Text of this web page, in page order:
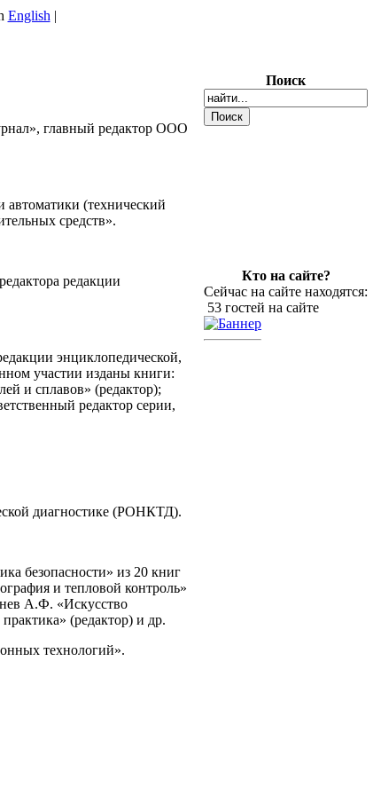
English |
главный редактор ООО
автоматики (технический
средств».
редакции
энциклопедической,
участии изданы книги:
и сплавов» (редактор);
редактор серии,
диагностике (РОНКТД).
безопасности» из 20 книг
и тепловой контроль»
А.Ф. «Искусство
(редактор) и др.
технологий».
Поиск
Кто на сайте?
Сейчас на сайте находятся:
53 гостей на сайте